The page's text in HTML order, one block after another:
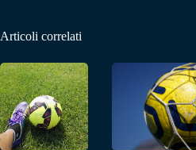
Articoli correlati